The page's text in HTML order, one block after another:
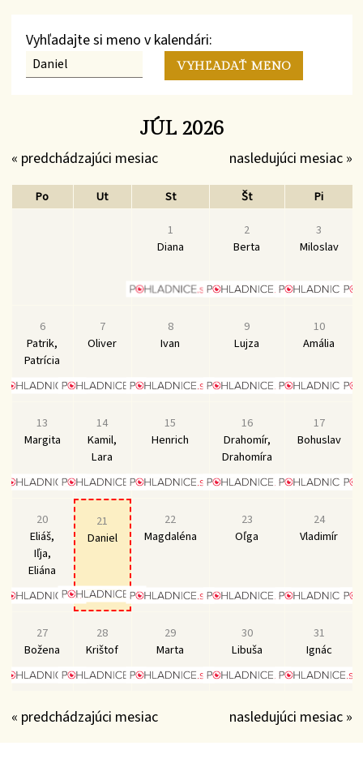
Vyhľadajte si meno v kalendári:
JÚL 2026
« predchádzajúci mesiac nasledujúci mesiac »
Po Ut St Št
Pi
1
Diana
2
Berta
3
Miloslav
6
Patrik,
Patrícia
7
Oliver
8
Ivan
9
Lujza
10
Amália
13
Margita
14
Kamil,
Lara
15
Henrich
16
Drahomír,
Drahomíra
17
Bohuslav
20
Eliáš,
Iľja,
Eliána
21
Daniel
22
Magdaléna
23
Oľga
24
Vladimír
27
Božena
28
Krištof
29
Marta
30
Libuša
31
Ignác
« predchádzajúci mesiac nasledujúci mesiac »